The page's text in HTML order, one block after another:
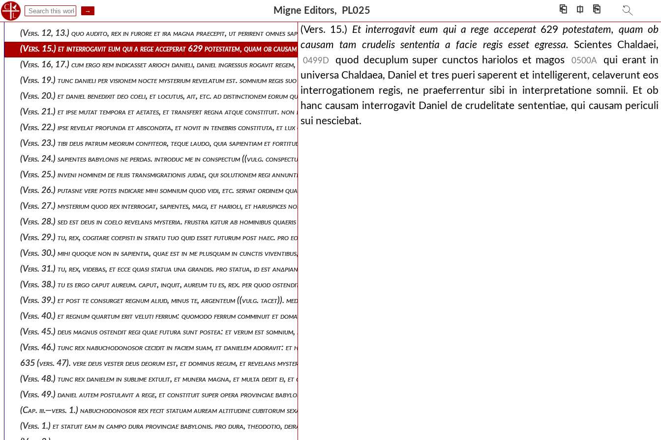
Migne Editors, PL025 ⎗ ⎅ ⎘
(vers. 9, 10.) somnium itaque dicite mihi, ut sciam quod interpretationem quoque ejus veram loquamini. respondentes ergo chaldaei coram rege dixerunt:
(vers. 12, 13.) quo audito, rex in furore et ira magna praecepit, ut perirent omnes sapientes babylonis. et egressa sententia sapientes interficiebant
(vers. 15.) et interrogavit eum qui a rege acceperat 629 potestatem, quam ob causam tam crudelis sententia a facie regis esset egressa. scientes chald
(vers. 16, 17.) cum ergo rem indicasset arioch danieli, daniel ingressus rogavit regem, ut tempus daret sibi ad solutionem indicandam regi. et ingress
(vers. 19.) tunc danieli per visionem nocte mysterium revelatum est. somnium regis suo discit somnio: immo et somnium, et interpretationem ejus, dei r
(vers. 20.) et daniel benedixit deo coeli, et locutus, ait, etc. ad distinctionem eorum qui versantur in terra, et daemoniacis artibus atque praestigi
(vers. 21.) et ipse mutat tempora et aetates, et transfert regna atque constituit. non ergo miremur, si quando cernimus, et regibus reges, et regnis r
(vers. 22.) ipse revelat profunda et abscondita, et novit in tenebris constituta, et lux cum eo est. cui deus revelat profunda, et potest dicere: o pr
(vers. 23.) tibi deus patrum meorum confiteor, teque laudo, quia sapientiam et fortitudinem dedisti mihi. ne sui videatur meriti, quod impetravit, ref
(vers. 24.) sapientes babylonis ne perdas. introduc me in conspectum ((vulg. conspectu)) regis, et solutionem regi narrabo, etc. imitatur clementiam d
(vers. 25.) inveni hominem de filiis transmigrationis judae, qui solutionem regi annuntiet. dei gratiam ad suam refert diligentiam, et invenisse se di
(vers. 26.) putasne vere potes indicare mihi somnium quod vidi, etc. servat ordinem quaestionis, ut primum somnium quod se magi ignorare responderant,
(vers. 27.) mysterium quod rex interrogat, sapientes, magi, et harioli, et haruspices non queunt indicare regi. pro haruspicibus, quod nos vertimus, i
(vers. 28.) sed est deus in coelo revelans mysteria. frustra igitur ab hominibus quaeris (( al. quaerit)) in terra, quod deus solus novit in coelo. et
(vers. 29.) tu, rex, cogitare coepisti in stratu tuo quid esset futurum post haec. pro eo quod est, post haec, soli lxx dies novissimos transtulerunt.
(vers. 30.) mihi quoque non in sapientia, quae est in me plusquam in cunctis viventibus, sacramentum hoc revelatum est: sed ut interpretatio regi mani
(vers. 31.) tu, rex, videbas, et ecce quasi statua una grandis. pro statua, id est ἀνδριάντι, quod solum interpretatus est symmachus, caeteri imaginem
(vers. 38.) tu es ergo caput aureum. caput, inquit, aureum tu es, rex. per quod ostenditur primum regnum babylonium auro pretiosissimo comparatum.
(vers. 39.) et post te consurget regnum aliud, minus te, argenteum ((vulg. tacet)). medorum videlicet atque persarum, quod argenti habet similitudinem
(vers. 40.) et regnum quartum erit veluti ferrum: quomodo ferrum comminuit et domat omnia, sic comminuet et conteret omnia haec, etc. regnum autem qua
(vers. 45.) deus magnus ostendit regi quae futura sunt postea: et verum est somnium, et fidelis interpretatio ejus. rursum revelationem somnii, non su
(vers. 46.) tunc rex nabuchodonosor cecidit in faciem suam, et danielem adoravit: et hostias, et incensum praecepit ut sacrificarent ei. loquens ergo
635 (vers. 47). vere deus vester deus deorum est, et dominus regum, et revelans mysteria, quoniam potuisti aperire hoc sacramentum. ergo non tam danie
(vers. 48.) tunc rex danielem in sublime extulit, et munera magna, et multa dedit ei, et constituit eum principem super omnes provincias babylonis, et
(vers. 49.) daniel autem postulavit a rege, et constituit super opera provinciae babylonis sedrach, misac, et abdenago. ipse autem daniel erat in fori
(cap. iii.—vers. 1.) nabuchodonosor rex fecit statuam auream altitudine cubitorum sexaginta, latitudine cubitorum sex. velox oblivio veritatis, ut qui
(vers. 1.) et statuit eam in campo dura provinciae babylonis. pro dura, theodotio, deira, symmachus durau, lxx περίβολον transtulerunt, quod nos vivar
(Vers. 15.) Et interrogavit eum qui a rege acceperat629potestatem, quam ob
causam tam crudelis sententia a facie regis esset egressa. Scientes Chaldaei,
0499D quod decuplum super cunctos hariolos et magos 0500A
qui erant in
universa Chaldaea, Daniel et tres pueri saperent et intelligerent, celaverunt eos
interrogationem regis, ne praeferrentur sibi in interpretatione somnii. Et ob
hanc causam interrogavit Daniel de crudelitate sententiae, qui causam periculi
sui nesciebat.